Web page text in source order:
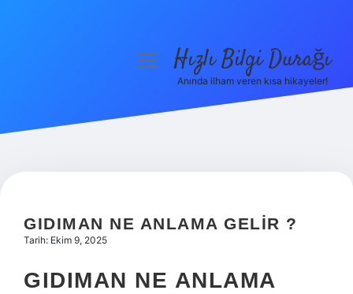
Hakkımızda
menüyüHızlı Bilgi Durağı
Anında ilham veren kısa hikayeler!
GIDIMAN NE ANLAMA GELIR ?
Tarih: Ekim 9, 2025
GIDIMAN NE ANLAMA